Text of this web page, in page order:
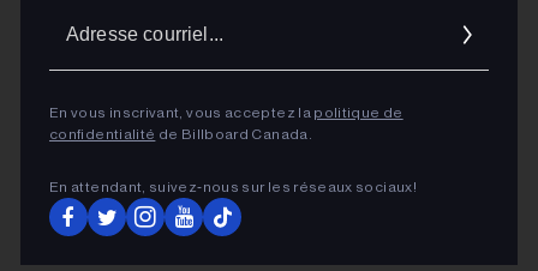
En vous inscrivant, vous acceptez la politique de
confidentialité de Billboard Canada.
En attendant, suivez‑nous sur les réseaux sociaux!